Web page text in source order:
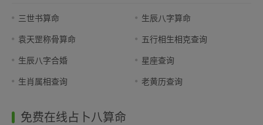
三世书算命 生辰八字算命
袁天罡称骨算命 五行相生相克查询
生辰八字合婚 星座查询
生肖属相查询 老黄历查询
免费在线占卜八算命